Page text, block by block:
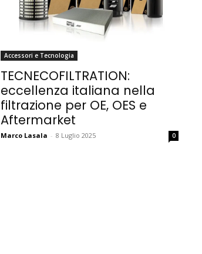
Accessori e Tecnologia
TECNECOFILTRATION:
eccellenza italiana nella
filtrazione per OE, OES e
Aftermarket
Marco Lasala - 8 Luglio 2025 0